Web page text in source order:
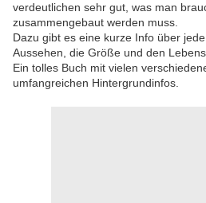
verdeutlichen sehr gut, was man
zusammengebaut werden muss.
Dazu gibt es eine kurze Info über
Aussehen, die Größe und den
Ein tolles Buch mit vielen
umfangreichen Hintergrundinfos.